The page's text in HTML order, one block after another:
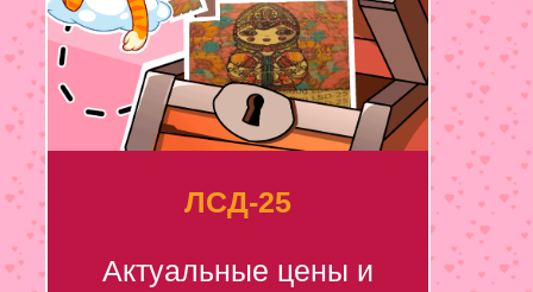
ЛСД-25
Актуальные цены и